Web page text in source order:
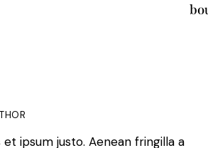
et ipsum justo. Aenean fringilla a